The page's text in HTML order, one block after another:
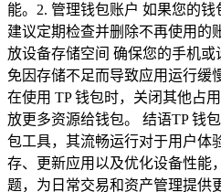
能。2. 管理钱包账户 如果您的钱
建议定期检查并删除不再使用的
放设备存储空间 确保您的手机
免因存储不足而导致应用运行缓
在使用 TP 钱包时，关闭其他占
放更多资源给钱包。 结语TP 钱
包工具，其流畅运行对于用户体
存、更新应用以及优化设备性能
题，为日常交易和资产管理提供